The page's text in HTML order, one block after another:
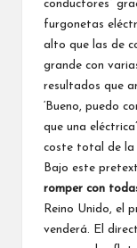
conductores”
furgonetas
alto que las de
grande con
resultados que
‘Bueno, puedo
que una
coste total de la
Bajo este
romper con
Reino Unido, el
venderá. El